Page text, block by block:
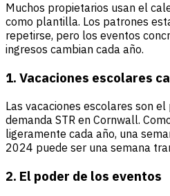
Muchos propietarios usan el
como plantilla. Los patrones
repetirse, pero los eventos
ingresos cambian cada año.
1. Vacaciones escolares
Las vacaciones escolares son
demanda STR en Cornwall.
ligeramente cada año, una
2024 puede ser una semana
2. El poder de los eventos